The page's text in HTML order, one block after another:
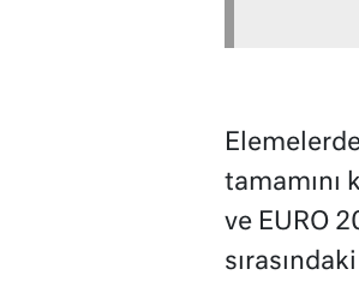
tamamını
ve EURO